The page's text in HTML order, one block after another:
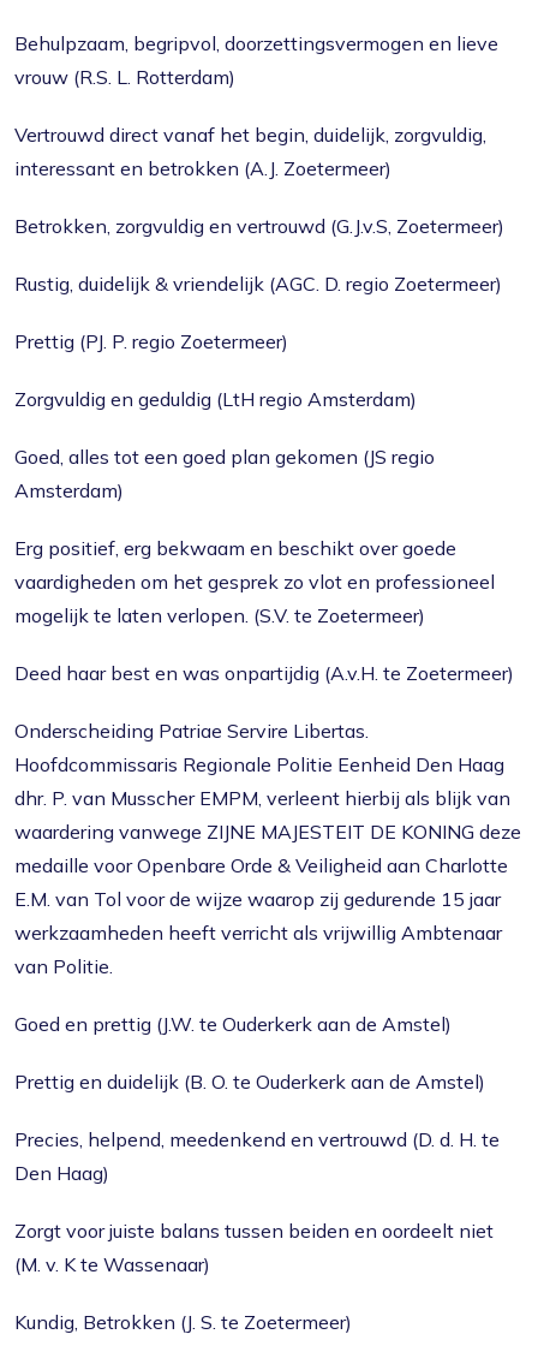
Behulpzaam, begripvol, doorzettingsvermogen en lieve
vrouw (R.S. L. Rotterdam)
Vertrouwd direct vanaf het begin, duidelijk, zorgvuldig,
interessant en betrokken (A.J. Zoetermeer)
Betrokken, zorgvuldig en vertrouwd (G.J.v.S, Zoetermeer)
Rustig, duidelijk & vriendelijk (AGC. D. regio Zoetermeer)
Prettig (PJ. P. regio Zoetermeer)
Zorgvuldig en geduldig (LtH regio Amsterdam)
Goed, alles tot een goed plan gekomen (JS regio
Amsterdam)
Erg positief, erg bekwaam en beschikt over goede
vaardigheden om het gesprek zo vlot en professioneel
mogelijk te laten verlopen. (S.V. te Zoetermeer)
Deed haar best en was onpartijdig (A.v.H. te Zoetermeer)
Onderscheiding Patriae Servire Libertas.
Hoofdcommissaris Regionale Politie Eenheid Den Haag
dhr. P. van Musscher EMPM, verleent hierbij als blijk van
waardering vanwege ZIJNE MAJESTEIT DE KONING deze
medaille voor Openbare Orde & Veiligheid aan Charlotte
E.M. van Tol voor de wijze waarop zij gedurende 15 jaar
werkzaamheden heeft verricht als vrijwillig Ambtenaar
van Politie.
Goed en prettig (J.W. te Ouderkerk aan de Amstel)
Prettig en duidelijk (B. O. te Ouderkerk aan de Amstel)
Precies, helpend, meedenkend en vertrouwd (D. d. H. te
Den Haag)
Zorgt voor juiste balans tussen beiden en oordeelt niet
(M. v. K te Wassenaar)
Kundig, Betrokken (J. S. te Zoetermeer)